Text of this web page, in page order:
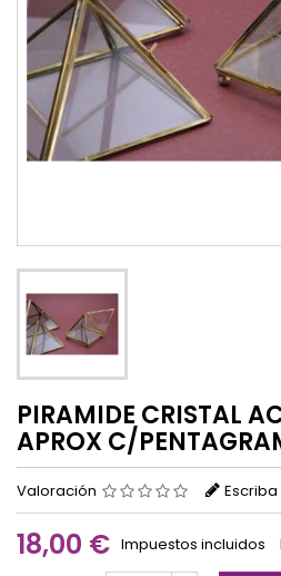
PIRAMIDE CRISTAL
APROX C/
Valoración
18,00 € Impuestos incluidos